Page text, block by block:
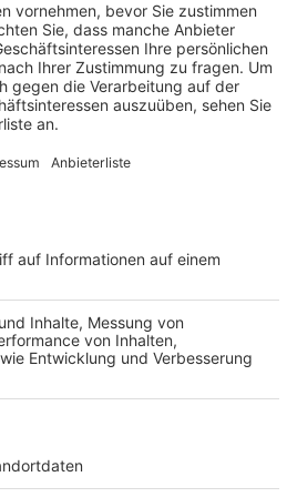
28.06.2023 06:16
Schwertransporters verlor ein
und kam dann auf dem
Die beiden Verletzten
in Frechen und Euskirchen.
blieb die A1